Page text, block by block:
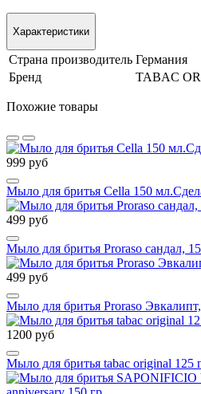
Характеристики
Страна производитель Германия
Бренд
TABAC
Похожие товары
999 руб
Мыло для бритья Cella 150
499 руб
Мыло для бритья Proraso сандал,
499 руб
Мыло для бритья Proraso
1200 руб
Мыло для бритья tabac original 125